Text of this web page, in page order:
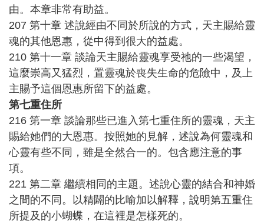
由。本章非常有助益。
207 第十章 述說經由不同於所說的方式，天主賜給靈
魂的其他恩惠，從中得到很大的益處。
210 第十一章 談論天主賜給靈魂享受祂的一些渴望，
這麼崇高又猛烈，置靈魂於喪失生命的危險中，及上
主賜予這個恩惠所留下的益處。
第七重住所
216 第一章 談論那些已進入第七重住所的靈魂，天主
賜給她們的大恩惠。按照她的見解，述說為何靈魂和
心靈有些不同，雖是全然合一的。包含應注意的事
項。
221 第二章 繼續相同的主題。述說心靈的結合和神婚
之間的不同。以精闢的比喻加以解釋，說明第五重住
所提及的小蝴蝶，在這裡是怎樣死的。